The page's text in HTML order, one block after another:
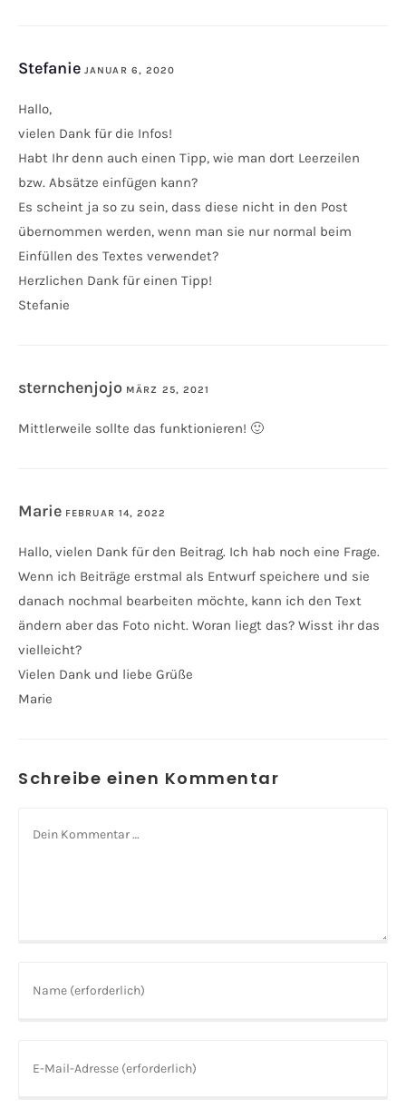
Stefanie JANUAR 6, 2020
Hallo,
vielen Dank für die Infos!
Habt Ihr denn auch einen Tipp, wie man dort Leerzeilen
bzw. Absätze einfügen kann?
Es scheint ja so zu sein, dass diese nicht in den Post
übernommen werden, wenn man sie nur normal beim
Einfüllen des Textes verwendet?
Herzlichen Dank für einen Tipp!
Stefanie
sternchenjojo MÄRZ 25, 2021
Mittlerweile sollte das funktionieren! 🙂
Marie FEBRUAR 14, 2022
Hallo, vielen Dank für den Beitrag. Ich hab noch eine Frage.
Wenn ich Beiträge erstmal als Entwurf speichere und sie
danach nochmal bearbeiten möchte, kann ich den Text
ändern aber das Foto nicht. Woran liegt das? Wisst ihr das
vielleicht?
Vielen Dank und liebe Grüße
Marie
Schreibe einen Kommentar